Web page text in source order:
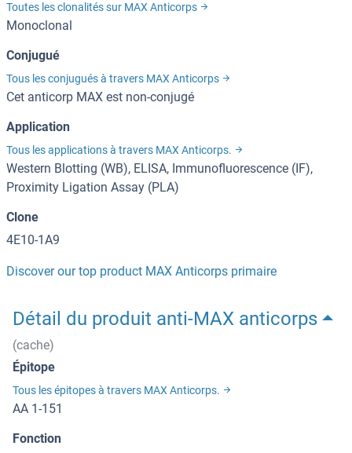
Toutes les clonalités sur MAX Anticorps
Monoclonal
Conjugué
Tous les conjugués à travers MAX Anticorps
Cet anticorp MAX est non-conjugé
Application
Tous les applications à travers MAX Anticorps.
Western Blotting (WB), ELISA, Immunofluorescence (IF),
Proximity Ligation Assay (PLA)
Clone
4E10-1A9
Discover our top product MAX Anticorps primaire
Détail du produit anti-MAX anticorps
(cache)
Épitope
Tous les épitopes à travers MAX Anticorps.
AA 1-151
Fonction